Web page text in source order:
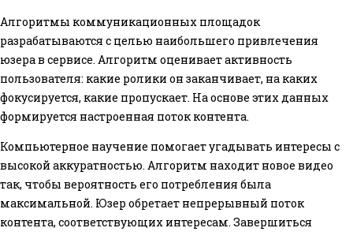
Алгоритмы коммуникационных площадок
разрабатываются с целью наибольшего привлечения
юзера в сервисе. Алгоритм оценивает активность
пользователя: какие ролики он заканчивает, на каких
фокусируется, какие пропускает. На основе этих данных
формируется настроенная поток контента.
Компьютерное научение помогает угадывать интересы с
высокой аккуратностью. Алгоритм находит новое видео
так, чтобы вероятность его потребления была
максимальной. Юзер обретает непрерывный поток
контента, соответствующих интересам. Завершиться